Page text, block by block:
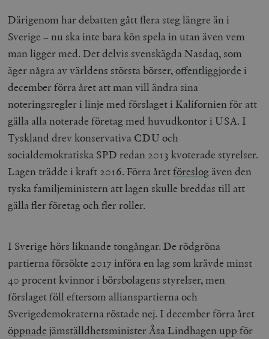
Därigenom har debatten gått flera steg längre än i
Sverige – nu ska inte bara kön spela in utan även vem
man ligger med. Det delvis svenskägda Nasdaq, som
äger några av världens största börser,offentliggjorde i
december förra året att man vill ändra sina
noteringsregler i linje med förslaget i Kalifornien för att
gälla alla noterade företag med huvudkontor i USA. I
Tyskland drev konservativa CDU och
socialdemokratiska SPD redan 2013 kvoterade styrelser.
Lagen trädde i kraft 2016. Förra åretföreslog även den
tyska familjeministern att lagen skulle breddas till att
gälla fler företag och fler roller.
I Sverige hörs liknande tongångar. De rödgröna
partierna försökte 2017 införa en lag som krävde minst
40 procent kvinnor i börsbolagens styrelser, men
förslaget föll eftersom allianspartierna och
Sverigedemokraterna röstade nej. I december förra året
öppnade jämställdhetsminister Åsa Lindhagen upp för